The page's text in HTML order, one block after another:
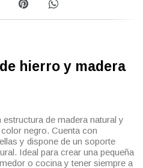
hierro y madera
de madera natural y
negro. Cuenta con
y dispone de un soporte
Ideal para crear una pequeña
o cocina y tener siempre a